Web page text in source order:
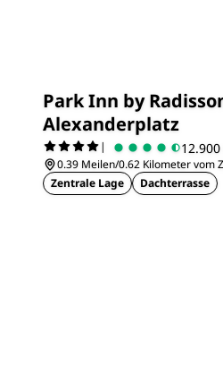
Park Inn by
Alexanderplatz
|
0.39 Meilen/0.62 Kilometer vom
Zentrale Lage
Dachterrasse